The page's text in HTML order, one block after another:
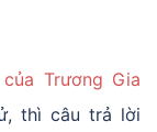
Trương Gia
thì câu trả lời